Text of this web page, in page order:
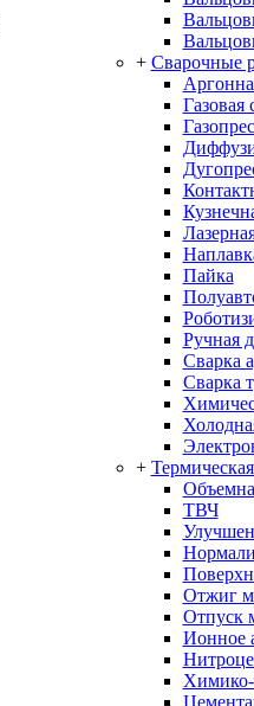
+ Сварочные
Газовая
Пайка
Ручная
Сварка
Сварка
+
ТВЧ
Отжиг
Отпуск
Ионное
Химико-